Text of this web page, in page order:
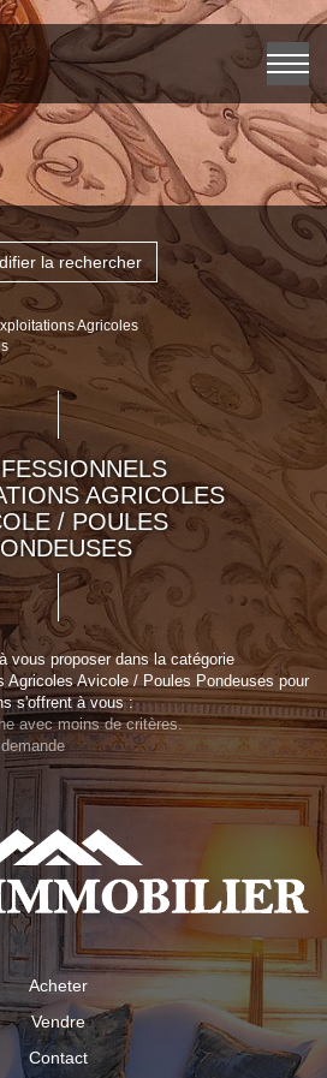
la rechercher
Agricoles
AGRICOLES
/ POULES
vous proposer dans la catégorie
Agricoles Avicole / Poules Pondeuses pour
s'offrent à vous :
avec moins de critères.
Acheter
Vendre
Contact